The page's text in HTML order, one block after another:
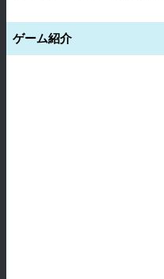
ゲーム紹介